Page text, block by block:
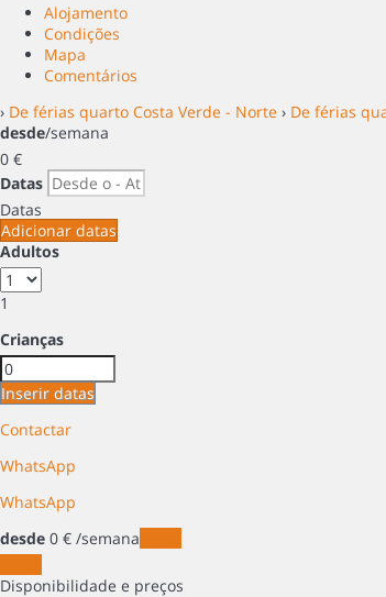
Alojamento
Condições
Mapa
Comentários
› De férias quarto Costa Verde - Norte › De férias
desde/semana
0 €
Datas
Datas
Adicionar datas
Adultos
1
Crianças
Inserir datas
Contactar
WhatsApp
WhatsApp
desde 0 € /semana
Disponibilidade e preços